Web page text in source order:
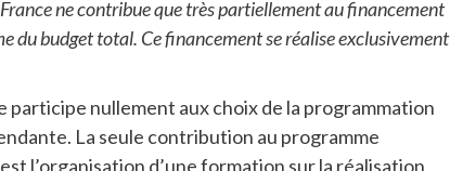
ne contribue que très partiellement au financement
du budget total. Ce financement se réalise exclusivement
participe nullement aux choix de la programmation
La seule contribution au programme
l’organisation d’une formation sur la réalisation